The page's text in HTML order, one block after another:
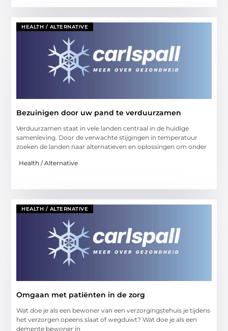
HEALTH / ALTERNATIVE
Bezuinigen door uw pand te verduurzamen
Verduurzamen staat in vele landen centraal in de huidige
samenleving. Door de verwachte stijgingen in temperatuur
zoeken de landen naar alternatieven en oplossingen om onder
Health / Alternative
HEALTH / ALTERNATIVE
Omgaan met patiënten in de zorg
Wat doe je als een bewoner van een verzorgingstehuis je tijdens
het verzorgen opeens slaat of wegduwt? Wat doe je als een
demente bewoner in